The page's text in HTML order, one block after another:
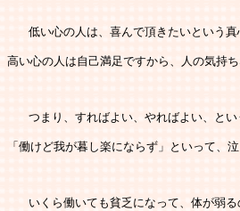
低い心の人は、喜んで頂きたいという真
高い心の人は自己満足ですから、人の気持
つまり、すればよい、やればよい、とい
「働けど我が暮し楽にならず」といって、
いくら働いても貧乏になって、体が弱る